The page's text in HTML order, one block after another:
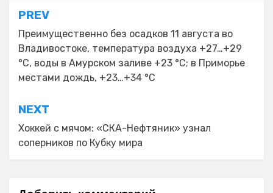
Навигация
по
записям
PREV
Преимущественно без осадков 11 августа во
Владивостоке, температура воздуха +27…+29
°C, воды в Амурском заливе +23 °C; в Приморье
местами дождь, +23…+34 °C
NEXT
Хоккей с мячом: «СКА-Нефтяник» узнал
соперников по Кубку мира